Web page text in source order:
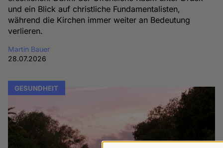
und ein Blick auf christliche Fundamentalisten,
während die Kirchen immer weiter an Bedeutung
verlieren.
Martin Bauer
28.07.2026
GESUNDHEIT